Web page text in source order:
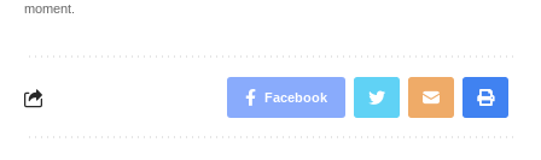
moment.
Facebook